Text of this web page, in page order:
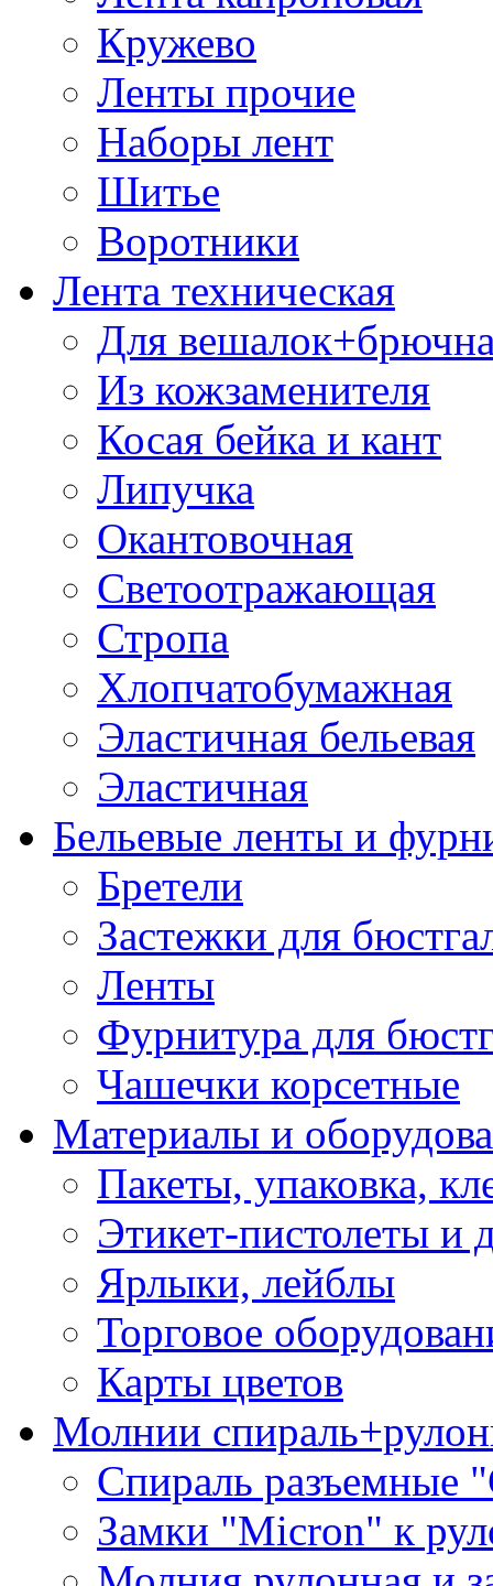
Кружево
Ленты прочие
Наборы лент
Шитье
Воротники
Лента техническая
Для
Из кожзаменителя
Косая бейка и кант
Липучка
Окантовочная
Светоотражающая
Стропа
Хлопчатобумажная
Эластичная бельевая
Эластичная
Бельевые ленты и
Бретели
Застежки для
Ленты
Фурнитура для
Чашечки корсетные
Материалы и
Пакеты, упаковка,
Этикет-пистолеты и
Ярлыки, лейблы
Торговое
Карты цветов
Молнии
Спираль разъемные
Замки "Micron" к